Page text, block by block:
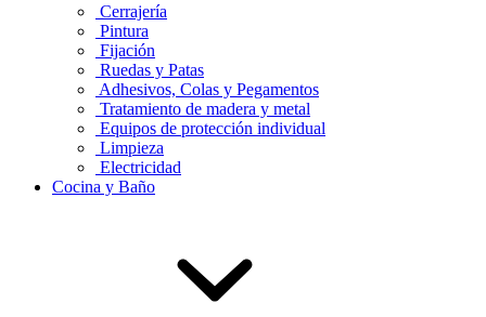
Cerrajería
Pintura
Fijación
Ruedas y Patas
Adhesivos, Colas y Pegamentos
Tratamiento de madera y metal
Equipos de protección individual
Limpieza
Electricidad
Cocina y Baño